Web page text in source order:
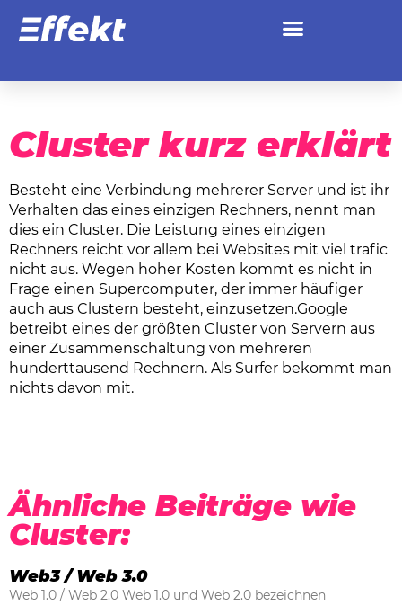
Cluster
Cluster kurz erklärt
Besteht eine Verbindung mehrerer Server und ist ihr
Verhalten das eines einzigen Rechners, nennt man
dies ein Cluster. Die Leistung eines einzigen
Rechners reicht vor allem bei Websites mit viel trafic
nicht aus. Wegen hoher Kosten kommt es nicht in
Frage einen Supercomputer, der immer häufiger
auch aus Clustern besteht, einzusetzen.Google
betreibt eines der größten Cluster von Servern aus
einer Zusammenschaltung von mehreren
hunderttausend Rechnern. Als Surfer bekommt man
nichts davon mit.
Ähnliche Beiträge wie
Cluster:
Web3 / Web 3.0
Web 1.0 / Web 2.0 Web 1.0 und Web 2.0 bezeichnen